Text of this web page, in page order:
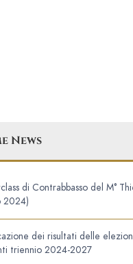
News
di Contrabbasso del M°
2024)
dei risultati delle
triennio 2024-2027